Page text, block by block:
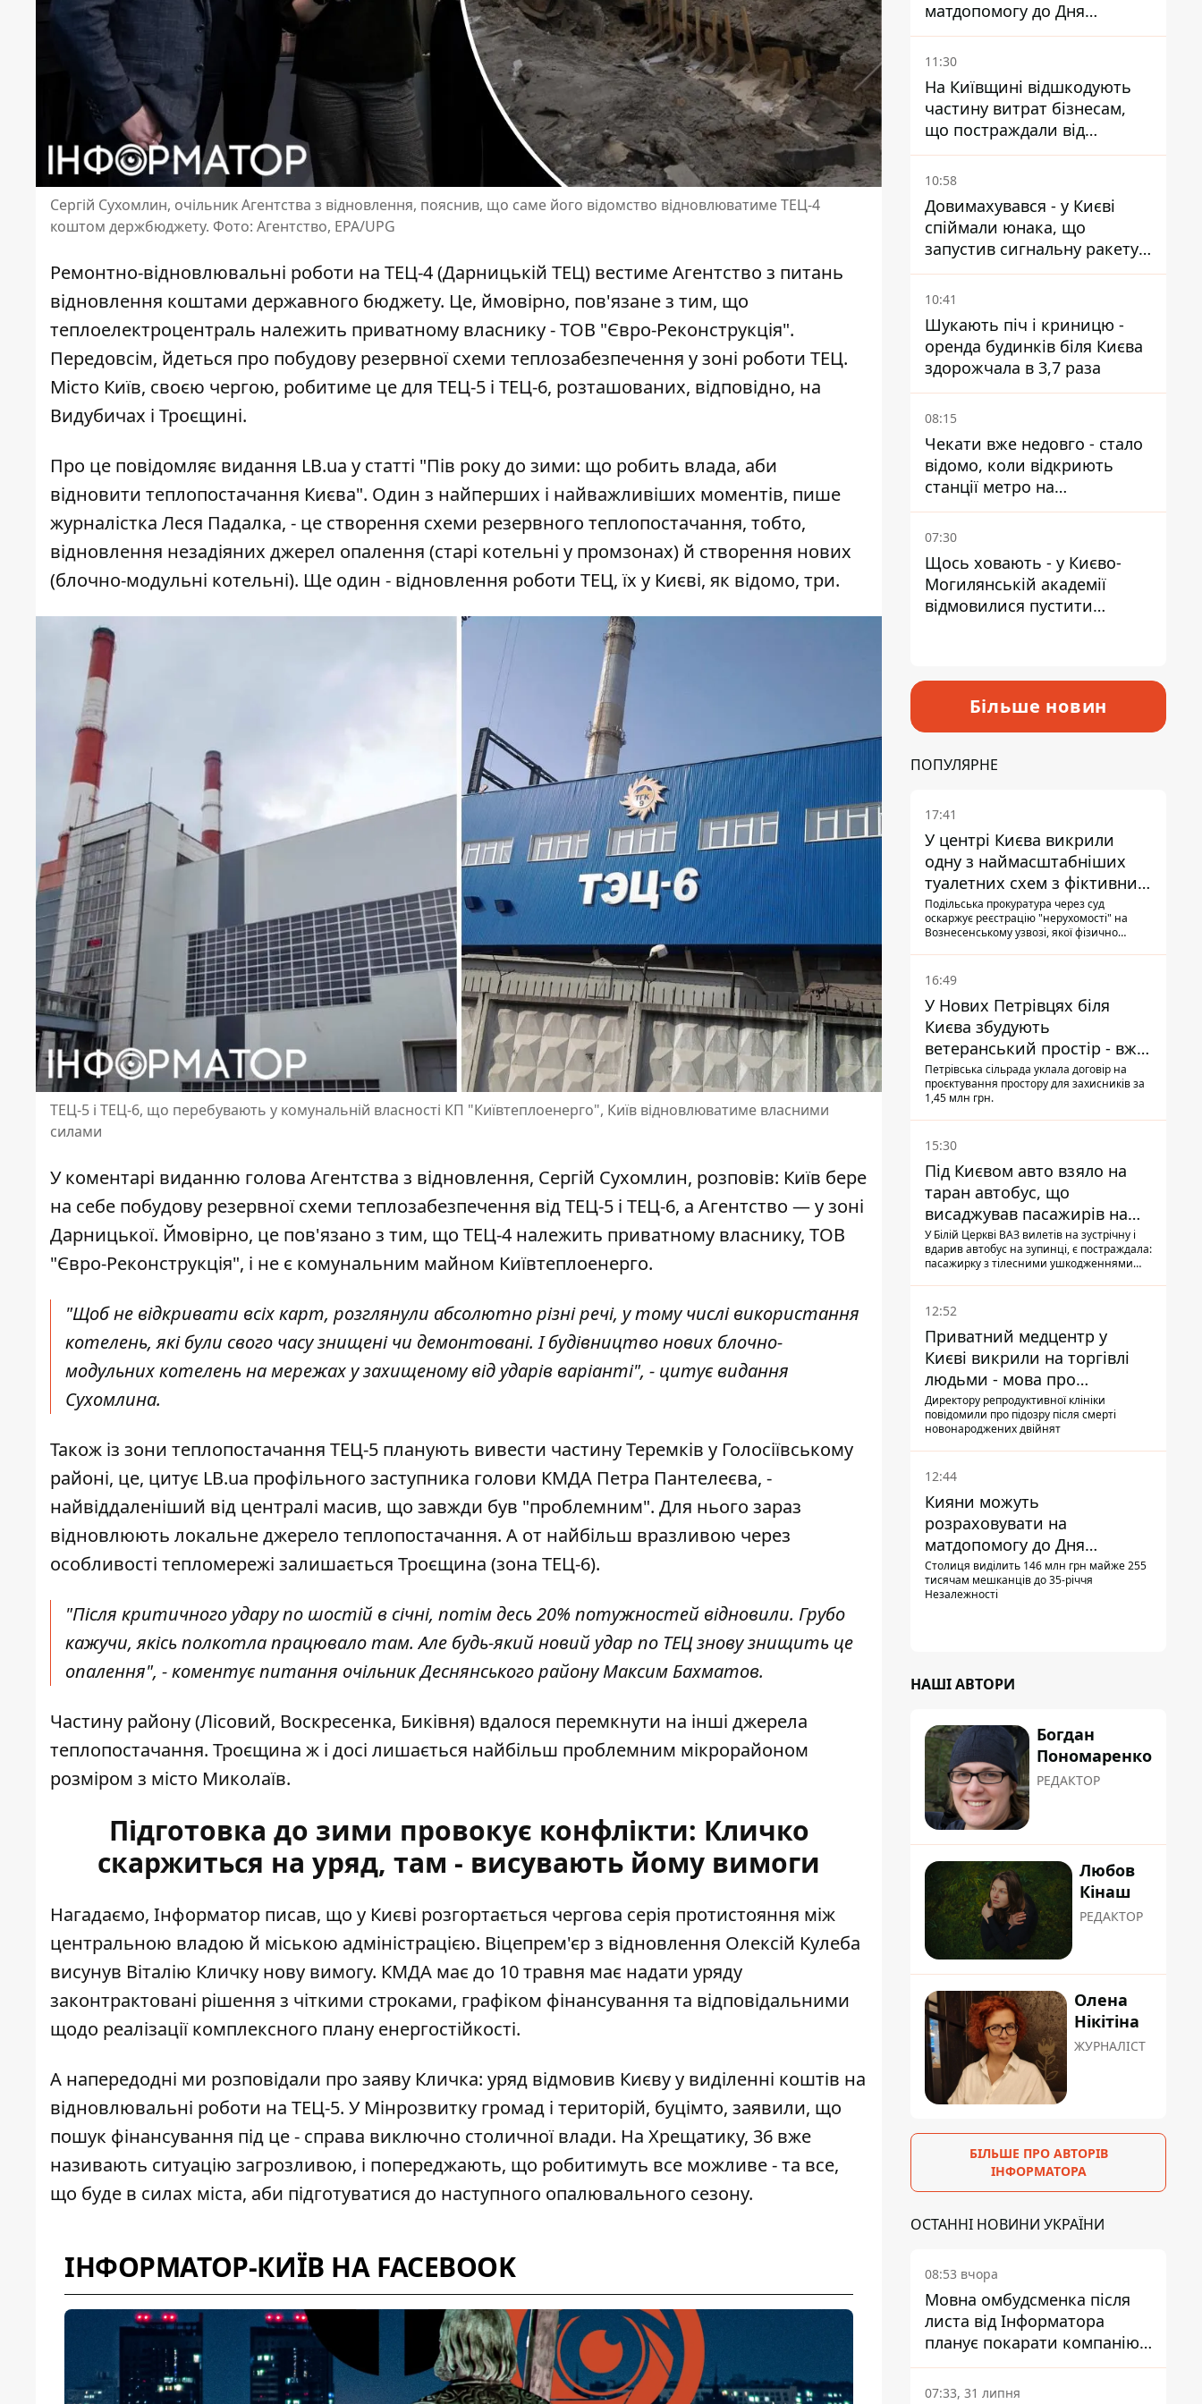
Сергій Сухомлин, очільник Агентства з відновлення, пояснив, що саме його відомство відновлюватиме ТЕЦ-4
коштом держбюджету. Фото: Агентство, EPA/UPG
Ремонтно-відновлювальні роботи на ТЕЦ-4 (Дарницькій ТЕЦ) вестиме Агентство з питань
відновлення коштами державного бюджету. Це, ймовірно, пов'язане з тим, що
теплоелектроцентраль належить приватному власнику- ТОВ "Євро-Реконструкція".
Передовсім, йдеться про побудову резервної схеми теплозабезпечення у зоні роботи ТЕЦ.
Місто Київ, своєю чергою, робитиме це для ТЕЦ-5 і ТЕЦ-6, розташованих, відповідно, на
Видубичах і Троєщині.
Про це повідомляє видання LB.ua у статті "Пів року до зими: що робить влада, аби
відновити теплопостачання Києва". Один з найперших і найважливіших моментів, пише
журналістка Леся Падалка, - це створення схеми резервного теплопостачання, тобто,
відновлення незадіяних джерел опалення (старі котельні у промзонах) й створення нових
(блочно-модульні котельні). Ще один - відновлення роботи ТЕЦ, їх у Києві, як відомо, три.
ТЕЦ-5 і ТЕЦ-6, що перебувають у комунальній власності КП "Київтеплоенерго", Київ відновлюватиме власними
силами
У коментарі виданню голова Агентства з відновлення, Сергій Сухомлин, розповів: Київ бере
на себе побудову резервної схеми теплозабезпечення від ТЕЦ-5 і ТЕЦ-6, а Агентство — у зоні
Дарницької. Ймовірно, це пов'язано з тим, що ТЕЦ-4 належить приватному власнику, ТОВ
"Євро-Реконструкція", і не є комунальним майном Київтеплоенерго.
"Щоб не відкривати всіх карт, розглянули абсолютно різні речі, у тому числі використання
котелень, які були свого часу знищені чи демонтовані. І будівництво нових блочно-
модульних котелень на мережах у захищеному від ударів варіанті", - цитує видання
Сухомлина.
Також із зони теплопостачання ТЕЦ-5 планують вивести частину Теремків у Голосіївському
районі, це, цитує LB.ua профільного заступника голови КМДА Петра Пантелеєва, -
найвіддаленіший від централі масив, що завжди був "проблемним". Для нього зараз
відновлюють локальне джерело теплопостачання. А от найбільш вразливою через
особливості тепломережі залишається Троєщина (зона ТЕЦ-6).
"Після критичного удару по шостій в січні, потім десь 20% потужностей відновили. Грубо
кажучи, якісь полкотла працювало там. Але будь-який новий удар по ТЕЦ знову знищить це
опалення", - коментує питання очільник Деснянського району Максим Бахматов.
Частину району (Лісовий, Воскресенка, Биківня) вдалося перемкнути на інші джерела
теплопостачання. Троєщина ж і досі лишається найбільш проблемним мікрорайоном
розміром з місто Миколаїв.
Підготовка до зими провокує конфлікти: Кличко
скаржиться на уряд, там - висувають йому вимоги
Нагадаємо, Інформатор писав, що у Києві розгортається чергова серія протистояння між
центральною владою й міською адміністрацією. Віцепрем'єр з відновлення Олексій Кулеба
висунув Віталію Кличку нову вимогу. КМДА має до 10 травня має надати уряду
законтрактовані рішення з чіткими строками, графіком фінансування та відповідальними
щодо реалізації комплексного плану енергостійкості.
А напередодні ми розповідали про заяву Кличка: уряд відмовив Києву у виділенні коштів на
відновлювальні роботи на ТЕЦ-5. У Мінрозвитку громад і територій, буцімто, заявили, що
пошук фінансування під це - справа виключно столичної влади. На Хрещатику, 36 вже
називають ситуацію загрозливою, і попереджають, що робитимуть все можливе - та все,
що буде в силах міста, аби підготуватися до наступного опалювального сезону.
ІНФОРМАТОР-КИЇВ НА FACEBOOK
матдопомогу до Дня
незалежності - кому її
дадуть
11:30
На Київщині відшкодують
частину витрат бізнесам,
що постраждали від
прильотів ракет
10:58
Довимахувався - у Києві
спіймали юнака, що
запустив сигнальну ракету,
аби потішити дівчат
10:41
Шукають піч і криницю -
оренда будинків біля Києва
здорожчала в 3,7 раза
08:15
Чекати вже недовго - стало
відомо, коли відкриють
станції метро на
Виноградарі
07:30
Щось ховають - у Києво-
Могилянській академії
відмовилися пустити
Більше новин
ПОПУЛЯРНЕ
17:41
У центрі Києва викрили
одну з наймасштабніших
туалетних схем з фіктивним
будинком
Подільська прокуратура через суд
оскаржує реєстрацію "нерухомості" на
Вознесенському узвозі, якої фізично
обслуговування" земельну ділянку
16:49
У Нових Петрівцях біля
Києва збудують
ветеранський простір - вже
знайшли проєктанта
Петрівська сільрада уклала договір на
проєктування простору для захисників за
1,45 млн грн.
15:30
Під Києвом авто взяло на
таран автобус, що
висаджував пасажирів на
зупинці - пасажирка в
лікарні
У Білій Церкві ВАЗ вилетів на зустрічну і
вдарив автобус на зупинці, є постраждала:
пасажирку з тілесними ушкодженнями
12:52
Приватний медцентр у
Києві викрили на торгівлі
людьми - мова про
сурогатне материнство
Директору репродуктивної клініки
повідомили про підозру після смерті
новонароджених двійнят
12:44
Кияни можуть
розраховувати на
матдопомогу до Дня
незалежності - кому її
дадуть
Столиця виділить 146 млн грн майже 255
тисячам мешканців до 35-річчя
Незалежності
НАШІ АВТОРИ
Богдан
Пономаренко
РЕДАКТОР
Любов
Кінаш
РЕДАКТОР
Олена
Нікітіна
ЖУРНАЛІСТ
БІЛЬШЕ ПРО АВТОРІВ
ІНФОРМАТОРА
ОСТАННІ НОВИНИ УКРАЇНИ
08:53 вчора
Мовна омбудсменка після
листа від Інформатора
планує покарати компанію-
підрядника ПриватБанку
07:33, 31 липня